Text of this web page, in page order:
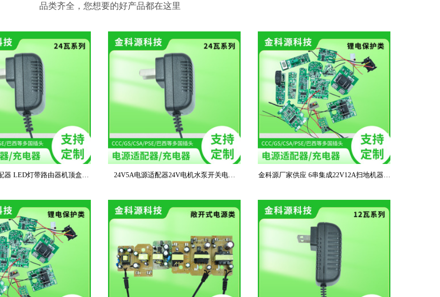
品类齐全，您想要的好产品都在这里
器 LED灯带路由器机顶盒开
24V5A电源适配器24V电机水泵开关电源
金科源厂家供应 6串集成22V12A扫地机器电